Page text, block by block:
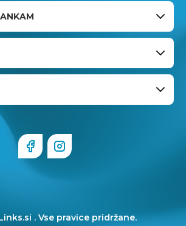
. Vse pravice pridržane.